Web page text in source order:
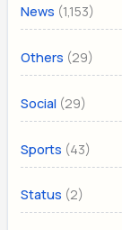
News (1,153)
Others (29)
Social (29)
Sports (43)
Status (2)